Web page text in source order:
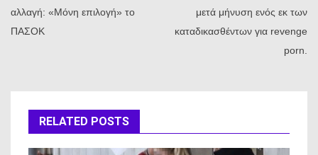
αλλαγή: «Μόνη επιλογή» το
ΠΑΣΟΚ
μετά μήνυση ενός εκ των
καταδικασθέντων για revenge
porn.
RELATED POSTS